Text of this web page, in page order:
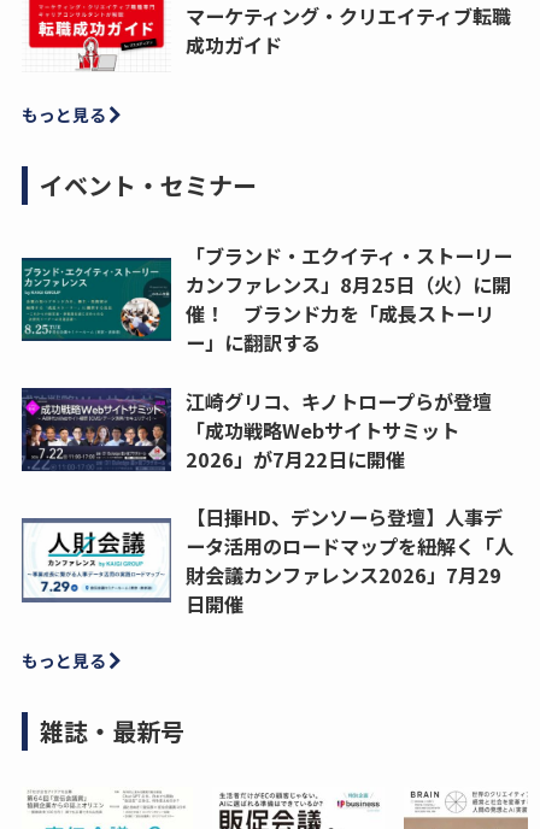
マーケティング・クリエイティブ転職
成功ガイド
もっと見る
イベント・セミナー
「ブランド・エクイティ・ストーリー
カンファレンス」8月25日（火）に開
催！ ブランド力を「成長ストーリ
ー」に翻訳する
江崎グリコ、キノトロープらが登壇
「成功戦略Webサイトサミット
2026」が7月22日に開催
【日揮HD、デンソーら登壇】人事デ
ータ活用のロードマップを紐解く「人
財会議カンファレンス2026」7月29
日開催
もっと見る
雑誌・最新号